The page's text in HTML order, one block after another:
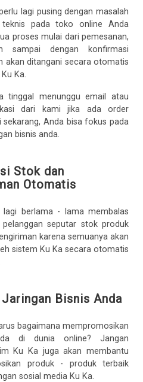
lagi pusing dengan masalah
pada toko online Anda
proses mulai dari pemesanan,
sampai dengan konfirmasi
akan ditangani secara otomatis
Ka.
tinggal menunggu email atau
dari kami jika ada order
sekarang, Anda bisa fokus pada
bisnis anda.
Stok dan
Otomatis
lagi berlama - lama membalas
pelanggan seputar stok produk
karena semuanya akan
sistem Ku Ka secara otomatis
Bisnis Anda
bagaimana mempromosikan
di dunia online? Jangan
Ku Ka juga akan membantu
produk - produk terbaik
sosial media Ku Ka.